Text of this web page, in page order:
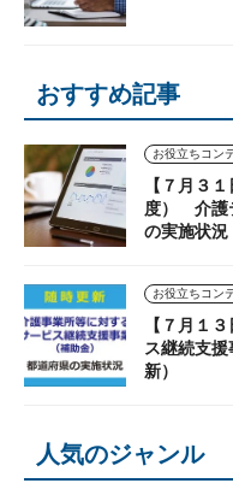
おすすめ記事
【７月３
度） 介護
の実施状況
【７月１
ス継続支
新）
人気のジャンル